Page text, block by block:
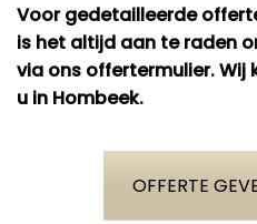
Voor gedetailleerde
is het altijd aan te raden
via ons offertermulier.
u in Hombeek.
OFFERTE